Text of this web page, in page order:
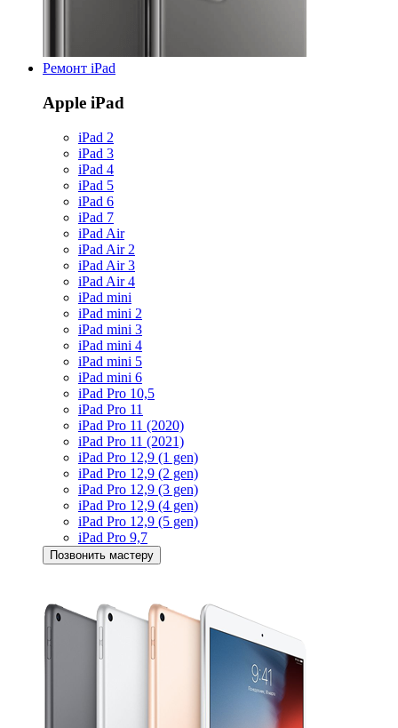
Ремонт iPad
Apple iPad
iPad 2
iPad 3
iPad 4
iPad 5
iPad 6
iPad 7
iPad Air
iPad Air 2
iPad Air 3
iPad Air 4
iPad mini
iPad mini 2
iPad mini 3
iPad mini 4
iPad mini 5
iPad mini 6
iPad Pro 10,5
iPad Pro 11
iPad Pro 11 (2020)
iPad Pro 11 (2021)
iPad Pro 12,9 (1 gen)
iPad Pro 12,9 (2 gen)
iPad Pro 12,9 (3 gen)
iPad Pro 12,9 (4 gen)
iPad Pro 12,9 (5 gen)
iPad Pro 9,7
Позвонить мастеру